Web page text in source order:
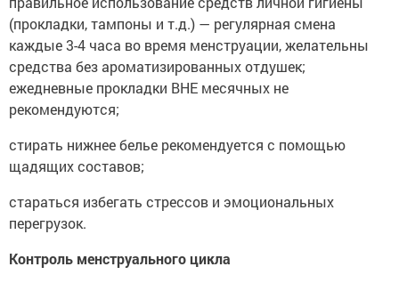
(прокладки, тампоны и т.д.) — регулярная смена
каждые 3-4 часа во время менструации, желательны
средства без ароматизированных отдушек;
ежедневные прокладки ВНЕ месячных не
рекомендуются;
стирать нижнее белье рекомендуется с помощью
щадящих составов;
стараться избегать стрессов и эмоциональных
перегрузок.
Контроль менструального цикла